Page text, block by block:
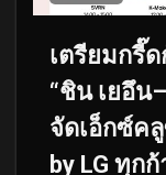
เตรียมกรี๊
“ชิน เยอึน
จัดเอ็กซ์คลู
by LG ทุก